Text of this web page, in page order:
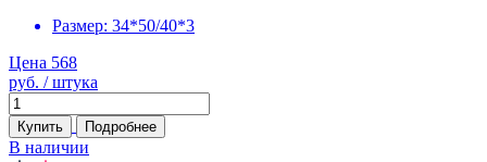
Размер: 34*50/40*3
Цена 568
руб. / штука
Купить Подробнее
В наличии